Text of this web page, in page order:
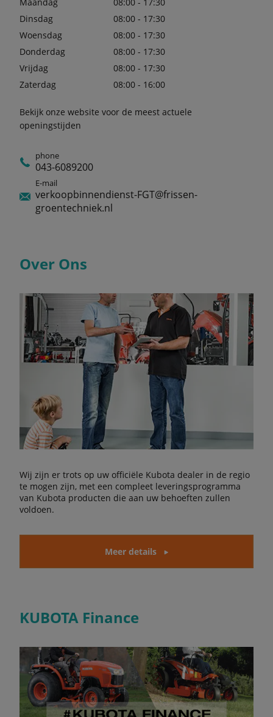
Dinsdag
08:00 - 17:30
Woensdag
08:00 - 17:30
Donderdag
08:00 - 17:30
Vrijdag
08:00 - 17:30
Zaterdag
08:00 - 16:00
Bekijk onze website voor de meest actuele
openingstijden
phone
043-6089200
E-mail
verkoopbinnendienst-FGT@frissen-
groentechniek.nl
Over Ons
Wij zijn er trots op uw officiële Kubota dealer in de regio
te mogen zijn, met een compleet leveringsprogramma
van Kubota producten die aan uw behoeften zullen
voldoen.
Meer details
KUBOTA Finance